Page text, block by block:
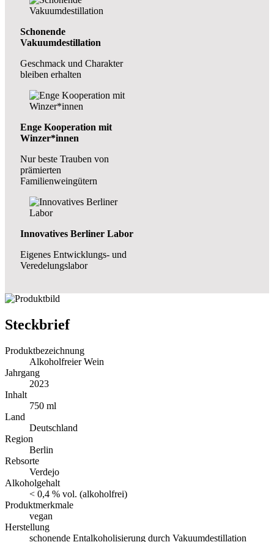
Schonende
Vakuumdestillation
Geschmack und Charakter
bleiben erhalten
Enge Kooperation mit
Winzer*innen
Nur beste Trauben von
prämierten
Familienweingütern
Innovatives Berliner Labor
Eigenes Entwicklungs- und
Veredelungslabor
Steckbrief
Produktbezeichnung
Alkoholfreier Wein
Jahrgang
2023
Inhalt
750 ml
Land
Deutschland
Region
Berlin
Rebsorte
Verdejo
Alkoholgehalt
< 0,4 % vol. (alkoholfrei)
Produktmerkmale
vegan
Herstellung
schonende Entalkoholisierung durch Vakuumdestillation